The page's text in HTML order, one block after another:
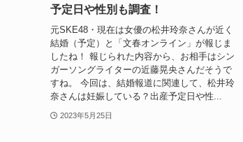
予定日や性別も調査！
元SKE48・現在は女優の松井玲奈さんが近く
結婚（予定）と「文春オンライン」が報じま
したね！ 報じられた内容から、お相手はシン
ガーソングライターの近藤晃央さんだそうで
すね。 今回は、結婚報道に関連して、松井玲
奈さんは妊娠している？出産予定日や性...
2023年5月25日